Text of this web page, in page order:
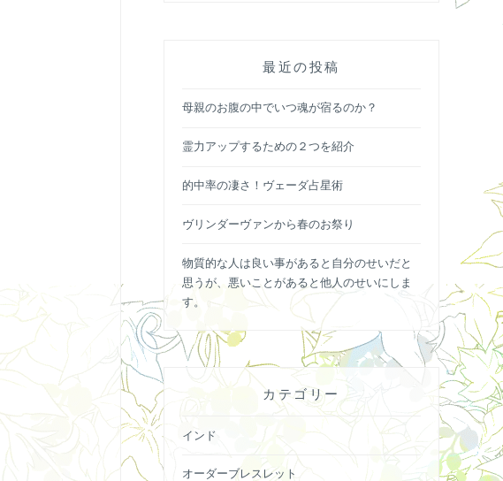
最近の投稿
母親のお腹の中でいつ魂が宿るのか？
霊力アップするための２つを紹介
的中率の凄さ！ヴェーダ占星術
ヴリンダーヴァンから春のお祭り
物質的な人は良い事があると自分のせいだと
思うが、悪いことがあると他人のせいにしま
す。
カテゴリー
インド
オーダーブレスレット